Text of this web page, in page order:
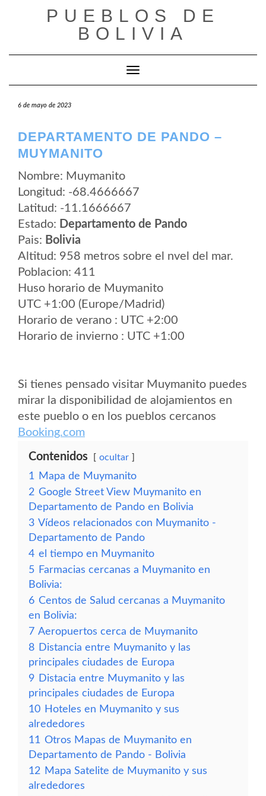
PUEBLOS DE
BOLIVIA
Cambiar modo de navegación
6 de mayo de 2023
DEPARTAMENTO DE PANDO –
MUYMANITO
Nombre: Muymanito
Longitud: -68.4666667
Latitud: -11.1666667
Estado: Departamento de Pando
Pais: Bolivia
Altitud: 958 metros sobre el nvel del mar.
Poblacion: 411
Huso horario de Muymanito
UTC +1:00 (Europe/Madrid)
Horario de verano : UTC +2:00
Horario de invierno : UTC +1:00
Si tienes pensado visitar Muymanito puedes
mirar la disponibilidad de alojamientos en
este pueblo o en los pueblos cercanos
Booking.com
Contenidos ocultar
1
Mapa de Muymanito
2 Google Street View Muymanito en
Departamento de Pando en Bolivia
3 Vídeos relacionados con Muymanito -
Departamento de Pando
4 el tiempo en Muymanito
5 Farmacias cercanas a Muymanito en
Bolivia:
6 Centos de Salud cercanas a Muymanito
en Bolivia:
7 Aeropuertos cerca de Muymanito
8 Distancia entre Muymanito y las
principales ciudades de Europa
9 Distacia entre Muymanito y las
principales ciudades de Europa
10 Hoteles en Muymanito y sus
alrededores
11 Otros Mapas de Muymanito en
Departamento de Pando - Bolivia
12 Mapa Satelite de Muymanito y sus
alrededores